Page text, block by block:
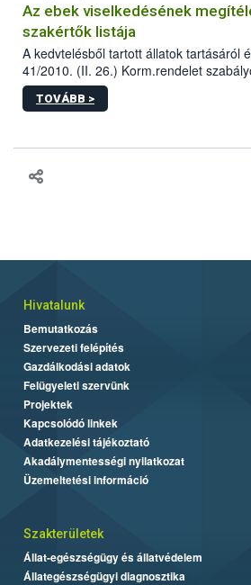
Az ebek viselkedésének
szakértők listája
A kedvtelésből tartott állatok tartásáról
41/2010. (II. 26.) Korm.rendelet
sérülés, illetve ennek veszélye
hatósági feladatokat, valamint a
TOVÁBB >
Hivatalunk
Bemutatkozás
Szervezeti felépítés
Gazdálkodási adatok
Felügyeleti szervünk
Projektek
Kapcsolódó linkek
Adatkezelési tájékoztató
Akadálymentességi nyilatkozat
Üzemeltetési információ
Szakterületek
Állat-egészségügy és állatvédelem
Állategészségügyi diagnosztika